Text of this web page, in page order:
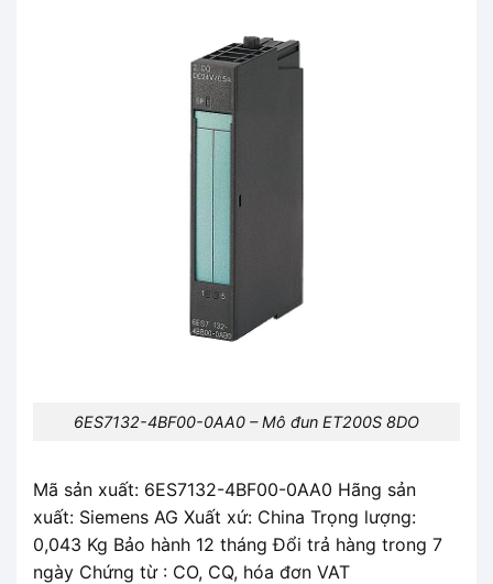
6ES7132-4BF00-0AA0 – Mô đun ET200S 8DO
Mã sản xuất: 6ES7132-4BF00-0AA0 Hãng sản
xuất: Siemens AG Xuất xứ: China Trọng lượng:
0,043 Kg Bảo hành 12 tháng Đổi trả hàng trong 7
ngày Chứng từ : CO, CQ, hóa đơn VAT